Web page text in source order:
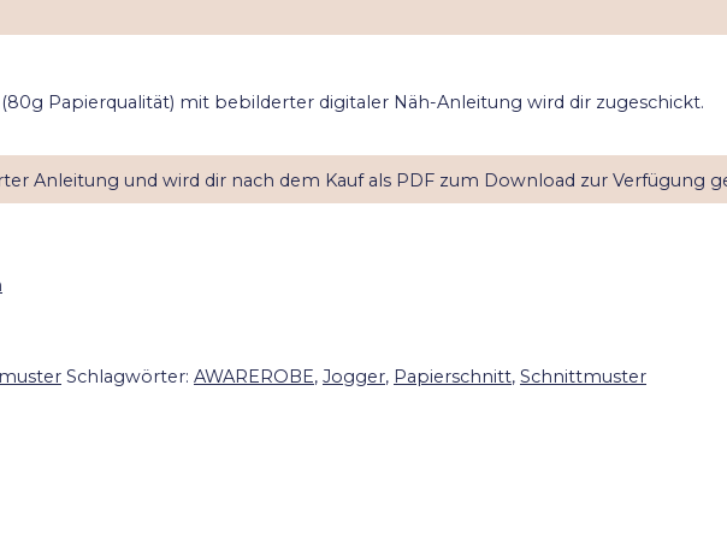
Papierqualität) mit bebilderter digitaler Näh-Anleitung wird dir zugeschickt.
Anleitung und wird dir nach dem Kauf als PDF zum Download zur Verfügung
Schlagwörter: AWAREROBE, Jogger, Papierschnitt, Schnittmuster